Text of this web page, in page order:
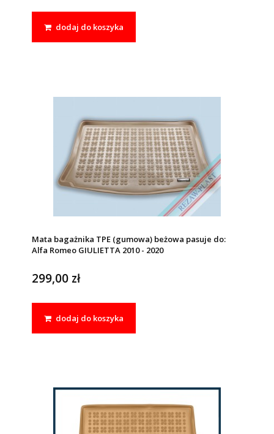
dodaj do koszyka
Mata bagażnika TPE (gumowa) beżowa pasuje do:
Alfa Romeo GIULIETTA 2010 - 2020
299,00 zł
dodaj do koszyka